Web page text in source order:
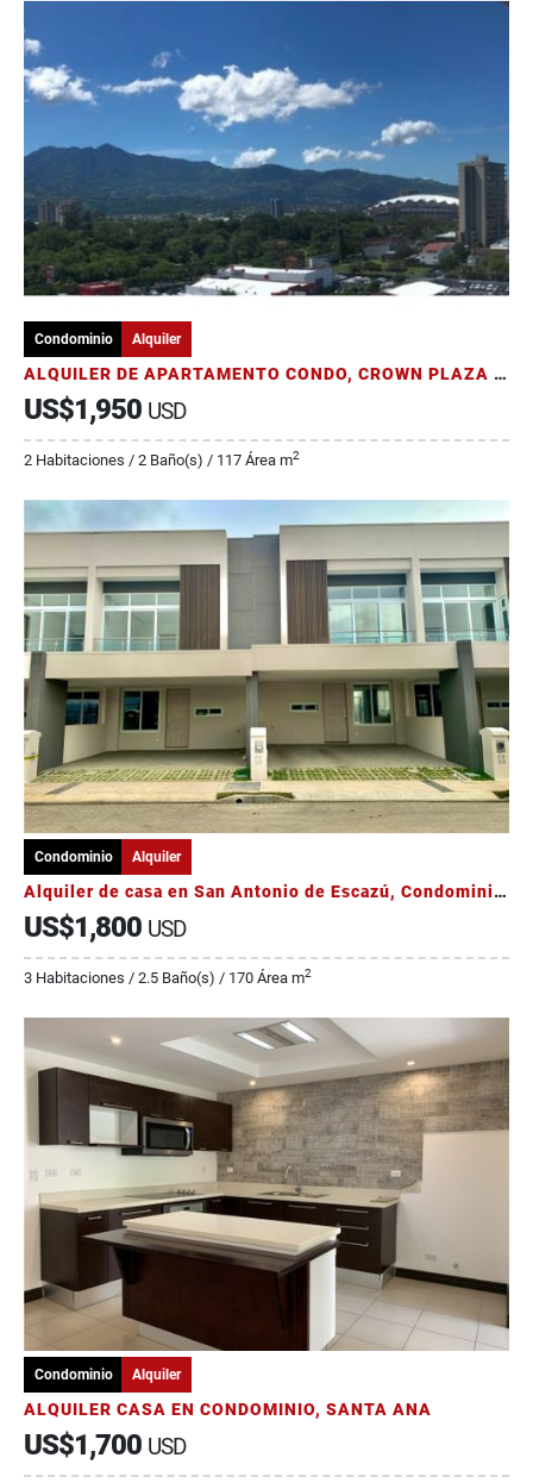
Condominio Alquiler
ALQUILER DE APARTAMENTO CONDO, CROWN PLAZA COROBICI
US$1,950 USD
2 Habitaciones / 2 Baño(s) / 117 Área m2
Condominio Alquiler
Alquiler de casa en San Antonio de Escazú, Condominio La Vita, NUEVA
US$1,800 USD
3 Habitaciones / 2.5 Baño(s) / 170 Área m2
Condominio Alquiler
ALQUILER CASA EN CONDOMINIO, SANTA ANA
US$1,700 USD